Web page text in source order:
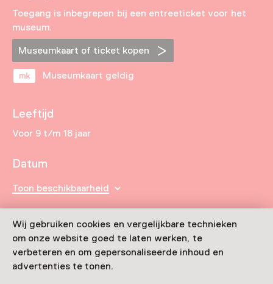
Wij gebruiken cookies en vergelijkbare technieken
om onze website goed te laten werken, te
verbeteren en om gepersonaliseerde inhoud en
advertenties te tonen.
Toegang is inbegrepen bij een entreeticket voor het
museum.
Museumkaart of ticket kopen
Museumkaart geldig
Leeftijd
Voor 9 t/m 18 jaar
Datum
Toon beschikbaarheid
Mariniersmuseum
Wijnhaven 7-13
3011 WH Rotterdam